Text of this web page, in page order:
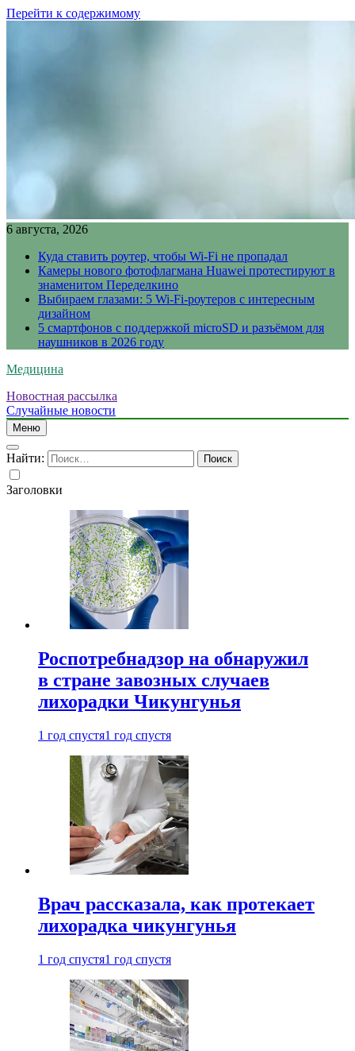
Перейти к содержимому
6 августа, 2026
Куда ставить роутер, чтобы Wi-Fi не пропадал
Камеры нового фотофлагмана Huawei протестируют в
знаменитом Переделкино
Выбираем глазами: 5 Wi-Fi-роутеров с интересным
дизайном
5 смартфонов с поддержкой microSD и разъёмом для
наушников в 2026 году
Медицина
Новостная рассылка
Случайные новости
Меню
Найти:
Заголовки
Роспотребнадзор на обнаружил
в стране завозных случаев
лихорадки Чикунгунья
1 год спустя1 год спустя
Врач рассказала, как протекает
лихорадка чикунгунья
1 год спустя1 год спустя